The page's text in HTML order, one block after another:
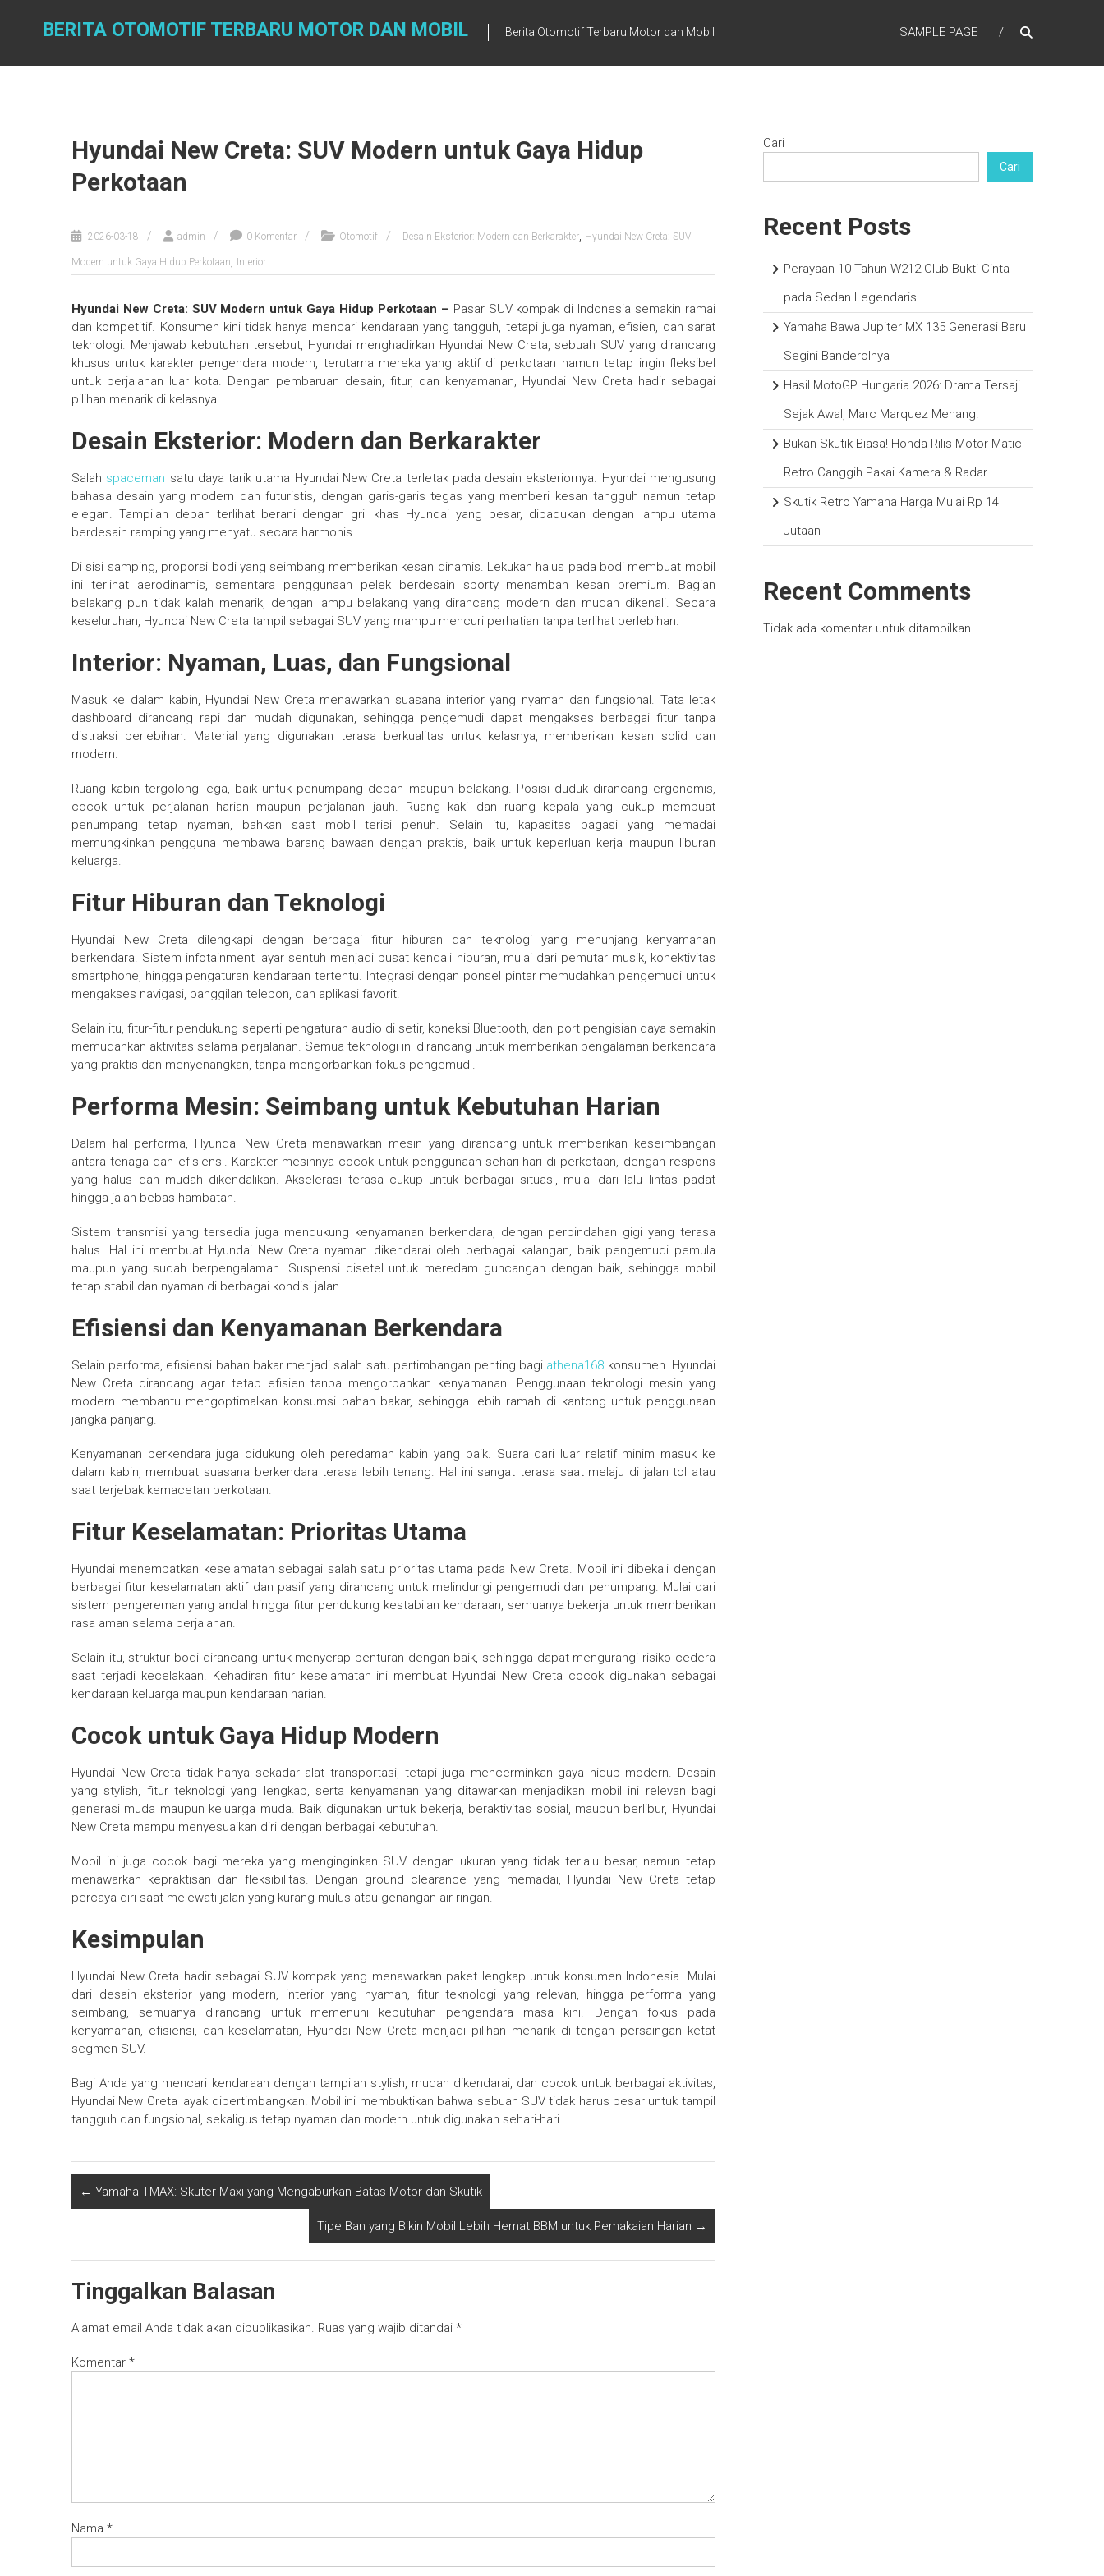
BERITA OTOMOTIF TERBARU MOTOR DAN MOBIL Berita Otomotif Terbaru Motor dan Mobil SAMPLE PAGE
Hyundai New Creta: SUV Modern untuk Gaya Hidup
Perkotaan
2026-03-18 admin 0 Komentar Otomotif Desain Eksterior: Modern dan Berkarakter, Hyundai New Creta: SUV
Modern untuk Gaya Hidup Perkotaan, Interior
Hyundai New Creta: SUV Modern untuk Gaya Hidup Perkotaan – Pasar SUV kompak di Indonesia semakin ramai
dan kompetitif. Konsumen kini tidak hanya mencari kendaraan yang tangguh, tetapi juga nyaman, efisien, dan sarat
teknologi. Menjawab kebutuhan tersebut, Hyundai menghadirkan Hyundai New Creta, sebuah SUV yang dirancang
khusus untuk karakter pengendara modern, terutama mereka yang aktif di perkotaan namun tetap ingin fleksibel
untuk perjalanan luar kota. Dengan pembaruan desain, fitur, dan kenyamanan, Hyundai New Creta hadir sebagai
pilihan menarik di kelasnya.
Desain Eksterior: Modern dan Berkarakter
Salah spaceman satu daya tarik utama Hyundai New Creta terletak pada desain eksteriornya. Hyundai mengusung
bahasa desain yang modern dan futuristis, dengan garis-garis tegas yang memberi kesan tangguh namun tetap
elegan. Tampilan depan terlihat berani dengan gril khas Hyundai yang besar, dipadukan dengan lampu utama
berdesain ramping yang menyatu secara harmonis.
Di sisi samping, proporsi bodi yang seimbang memberikan kesan dinamis. Lekukan halus pada bodi membuat mobil
ini terlihat aerodinamis, sementara penggunaan pelek berdesain sporty menambah kesan premium. Bagian
belakang pun tidak kalah menarik, dengan lampu belakang yang dirancang modern dan mudah dikenali. Secara
keseluruhan, Hyundai New Creta tampil sebagai SUV yang mampu mencuri perhatian tanpa terlihat berlebihan.
Interior: Nyaman, Luas, dan Fungsional
Masuk ke dalam kabin, Hyundai New Creta menawarkan suasana interior yang nyaman dan fungsional. Tata letak
dashboard dirancang rapi dan mudah digunakan, sehingga pengemudi dapat mengakses berbagai fitur tanpa
distraksi berlebihan. Material yang digunakan terasa berkualitas untuk kelasnya, memberikan kesan solid dan
modern.
Ruang kabin tergolong lega, baik untuk penumpang depan maupun belakang. Posisi duduk dirancang ergonomis,
cocok untuk perjalanan harian maupun perjalanan jauh. Ruang kaki dan ruang kepala yang cukup membuat
penumpang tetap nyaman, bahkan saat mobil terisi penuh. Selain itu, kapasitas bagasi yang memadai
memungkinkan pengguna membawa barang bawaan dengan praktis, baik untuk keperluan kerja maupun liburan
keluarga.
Fitur Hiburan dan Teknologi
Hyundai New Creta dilengkapi dengan berbagai fitur hiburan dan teknologi yang menunjang kenyamanan
berkendara. Sistem infotainment layar sentuh menjadi pusat kendali hiburan, mulai dari pemutar musik, konektivitas
smartphone, hingga pengaturan kendaraan tertentu. Integrasi dengan ponsel pintar memudahkan pengemudi untuk
mengakses navigasi, panggilan telepon, dan aplikasi favorit.
Selain itu, fitur-fitur pendukung seperti pengaturan audio di setir, koneksi Bluetooth, dan port pengisian daya semakin
memudahkan aktivitas selama perjalanan. Semua teknologi ini dirancang untuk memberikan pengalaman berkendara
yang praktis dan menyenangkan, tanpa mengorbankan fokus pengemudi.
Performa Mesin: Seimbang untuk Kebutuhan Harian
Dalam hal performa, Hyundai New Creta menawarkan mesin yang dirancang untuk memberikan keseimbangan
antara tenaga dan efisiensi. Karakter mesinnya cocok untuk penggunaan sehari-hari di perkotaan, dengan respons
yang halus dan mudah dikendalikan. Akselerasi terasa cukup untuk berbagai situasi, mulai dari lalu lintas padat
hingga jalan bebas hambatan.
Sistem transmisi yang tersedia juga mendukung kenyamanan berkendara, dengan perpindahan gigi yang terasa
halus. Hal ini membuat Hyundai New Creta nyaman dikendarai oleh berbagai kalangan, baik pengemudi pemula
maupun yang sudah berpengalaman. Suspensi disetel untuk meredam guncangan dengan baik, sehingga mobil
tetap stabil dan nyaman di berbagai kondisi jalan.
Efisiensi dan Kenyamanan Berkendara
Selain performa, efisiensi bahan bakar menjadi salah satu pertimbangan penting bagi athena168 konsumen. Hyundai
New Creta dirancang agar tetap efisien tanpa mengorbankan kenyamanan. Penggunaan teknologi mesin yang
modern membantu mengoptimalkan konsumsi bahan bakar, sehingga lebih ramah di kantong untuk penggunaan
jangka panjang.
Kenyamanan berkendara juga didukung oleh peredaman kabin yang baik. Suara dari luar relatif minim masuk ke
dalam kabin, membuat suasana berkendara terasa lebih tenang. Hal ini sangat terasa saat melaju di jalan tol atau
saat terjebak kemacetan perkotaan.
Fitur Keselamatan: Prioritas Utama
Hyundai menempatkan keselamatan sebagai salah satu prioritas utama pada New Creta. Mobil ini dibekali dengan
berbagai fitur keselamatan aktif dan pasif yang dirancang untuk melindungi pengemudi dan penumpang. Mulai dari
sistem pengereman yang andal hingga fitur pendukung kestabilan kendaraan, semuanya bekerja untuk memberikan
rasa aman selama perjalanan.
Selain itu, struktur bodi dirancang untuk menyerap benturan dengan baik, sehingga dapat mengurangi risiko cedera
saat terjadi kecelakaan. Kehadiran fitur keselamatan ini membuat Hyundai New Creta cocok digunakan sebagai
kendaraan keluarga maupun kendaraan harian.
Cocok untuk Gaya Hidup Modern
Hyundai New Creta tidak hanya sekadar alat transportasi, tetapi juga mencerminkan gaya hidup modern. Desain
yang stylish, fitur teknologi yang lengkap, serta kenyamanan yang ditawarkan menjadikan mobil ini relevan bagi
generasi muda maupun keluarga muda. Baik digunakan untuk bekerja, beraktivitas sosial, maupun berlibur, Hyundai
New Creta mampu menyesuaikan diri dengan berbagai kebutuhan.
Mobil ini juga cocok bagi mereka yang menginginkan SUV dengan ukuran yang tidak terlalu besar, namun tetap
menawarkan kepraktisan dan fleksibilitas. Dengan ground clearance yang memadai, Hyundai New Creta tetap
percaya diri saat melewati jalan yang kurang mulus atau genangan air ringan.
Kesimpulan
Hyundai New Creta hadir sebagai SUV kompak yang menawarkan paket lengkap untuk konsumen Indonesia. Mulai
dari desain eksterior yang modern, interior yang nyaman, fitur teknologi yang relevan, hingga performa yang
seimbang, semuanya dirancang untuk memenuhi kebutuhan pengendara masa kini. Dengan fokus pada
kenyamanan, efisiensi, dan keselamatan, Hyundai New Creta menjadi pilihan menarik di tengah persaingan ketat
segmen SUV.
Bagi Anda yang mencari kendaraan dengan tampilan stylish, mudah dikendarai, dan cocok untuk berbagai aktivitas,
Hyundai New Creta layak dipertimbangkan. Mobil ini membuktikan bahwa sebuah SUV tidak harus besar untuk tampil
tangguh dan fungsional, sekaligus tetap nyaman dan modern untuk digunakan sehari-hari.
← Yamaha TMAX: Skuter Maxi yang Mengaburkan Batas Motor dan Skutik
Tipe Ban yang Bikin Mobil Lebih Hemat BBM untuk Pemakaian Harian →
Tinggalkan Balasan
Alamat email Anda tidak akan dipublikasikan. Ruas yang wajib ditandai *
Komentar *
Nama *
Cari
Cari
Recent Posts
Perayaan 10 Tahun W212 Club Bukti Cinta
pada Sedan Legendaris
Yamaha Bawa Jupiter MX 135 Generasi Baru
Segini Banderolnya
Hasil MotoGP Hungaria 2026: Drama Tersaji
Sejak Awal, Marc Marquez Menang!
Bukan Skutik Biasa! Honda Rilis Motor Matic
Retro Canggih Pakai Kamera & Radar
Skutik Retro Yamaha Harga Mulai Rp 14
Jutaan
Recent Comments
Tidak ada komentar untuk ditampilkan.